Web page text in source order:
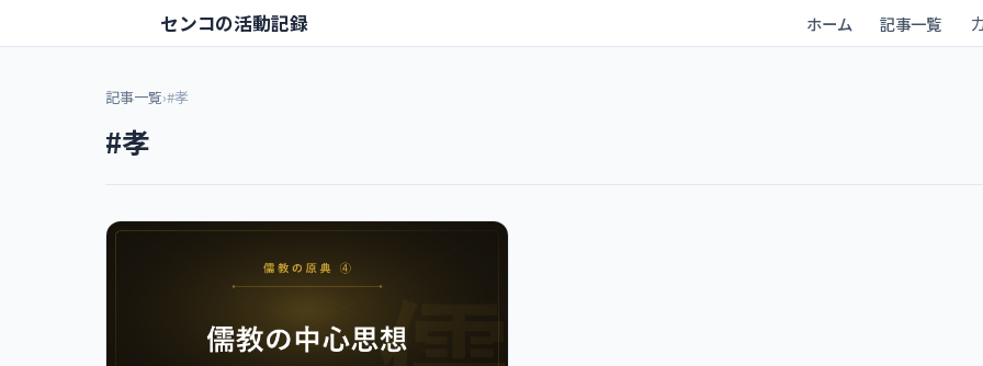
センコの活動記録 ホーム 記事一覧
記事一覧›#孝
#孝